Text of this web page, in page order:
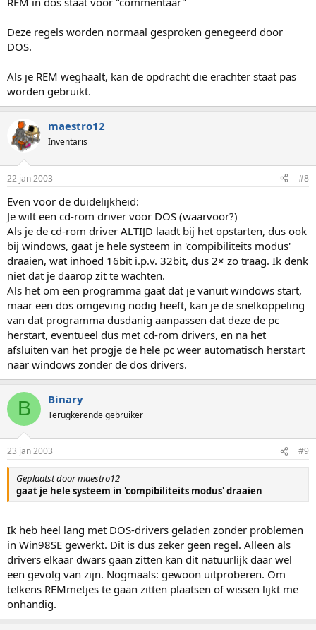
Deze regels worden normaal gesproken genegeerd door
DOS.
Als je REM weghaalt, kan de opdracht die erachter staat pas
worden gebruikt.
maestro12
Inventaris
22 jan 2003 #8
Even voor de duidelijkheid:
Je wilt een cd-rom driver voor DOS (waarvoor?)
Als je de cd-rom driver ALTIJD laadt bij het opstarten, dus ook
bij windows, gaat je hele systeem in 'compibiliteits modus'
draaien, wat inhoed 16bit i.p.v. 32bit, dus 2× zo traag. Ik denk
niet dat je daarop zit te wachten.
Als het om een programma gaat dat je vanuit windows start,
maar een dos omgeving nodig heeft, kan je de snelkoppeling
van dat programma dusdanig aanpassen dat deze de pc
herstart, eventueel dus met cd-rom drivers, en na het
afsluiten van het progje de hele pc weer automatisch herstart
naar windows zonder de dos drivers.
B Binary
Terugkerende gebruiker
23 jan 2003 #9
Geplaatst door maestro12
gaat je hele systeem in 'compibiliteits modus' draaien
Ik heb heel lang met DOS-drivers geladen zonder problemen
in Win98SE gewerkt. Dit is dus zeker geen regel. Alleen als
drivers elkaar dwars gaan zitten kan dit natuurlijk daar wel
een gevolg van zijn. Nogmaals: gewoon uitproberen. Om
telkens REMmetjes te gaan zitten plaatsen of wissen lijkt me
onhandig.